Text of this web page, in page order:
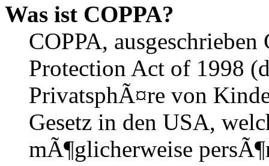
Was ist COPPA?
COPPA,
Protection Act of 1998
PrivatsphÃ¤re von
Gesetz in den USA,
mÃ¶glicherweise